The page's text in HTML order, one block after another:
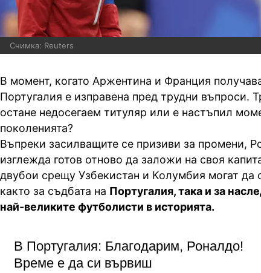
Снимка: Reuters
В момент, когато Аржентина и Франция
Португалия е изправена пред трудни въпроси.
остане недосегаем титуляр или е настъпил
поколенията?
Въпреки засилващите се призиви за промени,
изглежда готов отново да заложи на своя
двубои срещу Узбекистан и Колумбия могат
както за съдбата на Португалия, така и за
най-великите футболисти в историята.
В Португалия: Благодарим, Роналдо!
Време е да си вървиш